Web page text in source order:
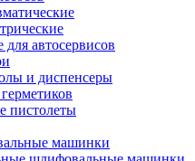
автосервисов
и диспенсеры
пистолеты
машинки